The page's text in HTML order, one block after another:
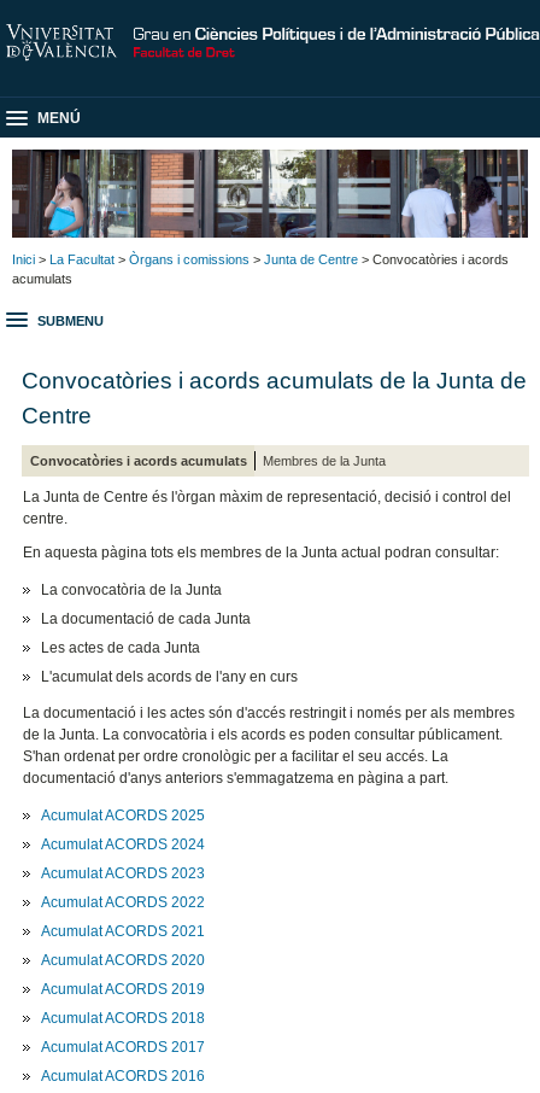
MENÚ
Inici > La Facultat > Òrgans i comissions > Junta de Centre > Convocatòries i acords
acumulats
SUBMENU
Convocatòries i acords acumulats de la Junta de
Centre
Convocatòries i acords acumulats Membres de la Junta
La Junta de Centre és l'òrgan màxim de representació, decisió i control del
centre.
En aquesta pàgina tots els membres de la Junta actual podran consultar:
La convocatòria de la Junta
La documentació de cada Junta
Les actes de cada Junta
L'acumulat dels acords de l'any en curs
La documentació i les actes són d'accés restringit i només per als membres
de la Junta. La convocatòria i els acords es poden consultar públicament.
S'han ordenat per ordre cronològic per a facilitar el seu accés. La
documentació d'anys anteriors s'emmagatzema en pàgina a part.
Acumulat ACORDS 2025
Acumulat ACORDS 2024
Acumulat ACORDS 2023
Acumulat ACORDS 2022
Acumulat ACORDS 2021
Acumulat ACORDS 2020
Acumulat ACORDS 2019
Acumulat ACORDS 2018
Acumulat ACORDS 2017
Acumulat ACORDS 2016